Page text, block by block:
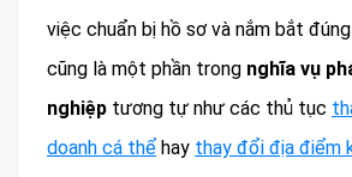
việc chuẩn bị hồ sơ và nắm bắt
cũng là một phần trong nghĩa vụ
nghiệp tương tự như các thủ tục
doanh cá thể hay thay đổi địa điểm